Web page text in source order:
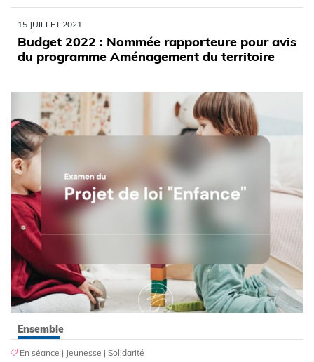
15 JUILLET 2021
Budget 2022 : Nommée rapporteure pour avis
du programme Aménagement du territoire
Ensemble
En séance | Jeunesse |Solidarité